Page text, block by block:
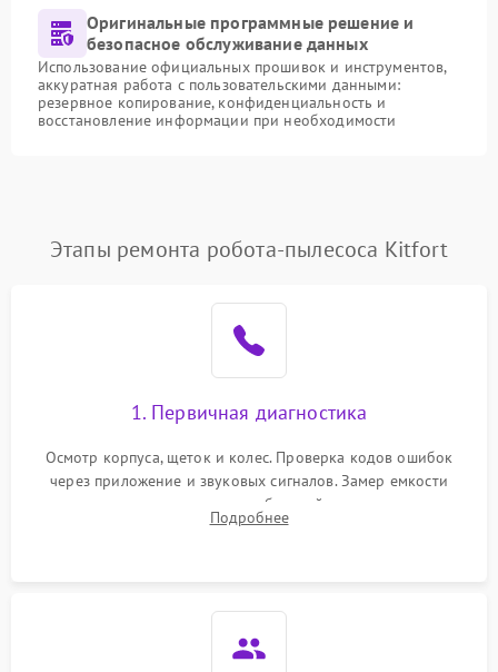
Оригинальные программные решение и
безопасное обслуживание данных
Использование официальных прошивок и инструментов,
аккуратная работа с пользовательскими данными:
резервное копирование, конфиденциальность и
восстановление информации при необходимости
Этапы ремонта робота-пылесоса Kitfort
1. Первичная диагностика
Осмотр корпуса, щеток и колес. Проверка кодов ошибок
через приложение и звуковых сигналов. Замер емкости
аккумулятора и тестирование базовой станции зарядки.
Оценка работы лидара, бампера и датчиков падения для
Подробнее